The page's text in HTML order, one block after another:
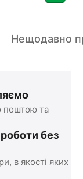
Нещодавно
поштою та
роботи без
в якості яких